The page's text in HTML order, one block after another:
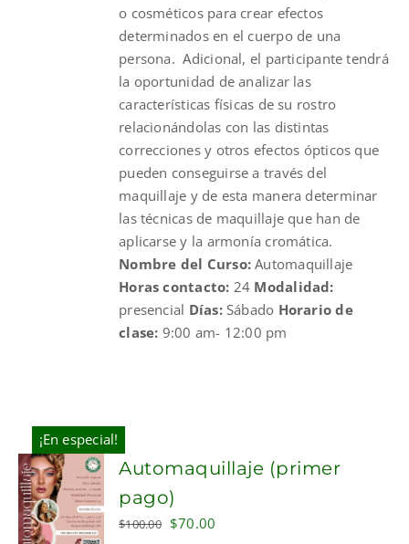
o cosméticos para crear efectos
determinados en el cuerpo de una
persona. Adicional, el participante tendrá
la oportunidad de analizar las
características físicas de su rostro
relacionándolas con las distintas
correcciones y otros efectos ópticos que
pueden conseguirse a través del
maquillaje y de esta manera determinar
las técnicas de maquillaje que han de
aplicarse y la armonía cromática.
Nombre del Curso:Automaquillaje
Horas contacto: 24 Modalidad:
presencial Días:Sábado Horario de
clase: 9:00 am- 12:00 pm
¡En especial!
CART
Automaquillaje (primer
pago)
$100.00 Original
$70.00